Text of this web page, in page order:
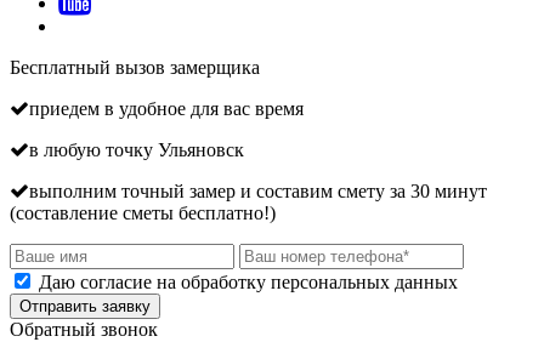
Бесплатный вызов замерщика
приедем в удобное для вас время
в любую точку Ульяновск
выполним точный замер и составим смету за 30 минут
(составление сметы бесплатно!)
Даю согласие на обработку персональных данных
Отправить заявку
Обратный звонок